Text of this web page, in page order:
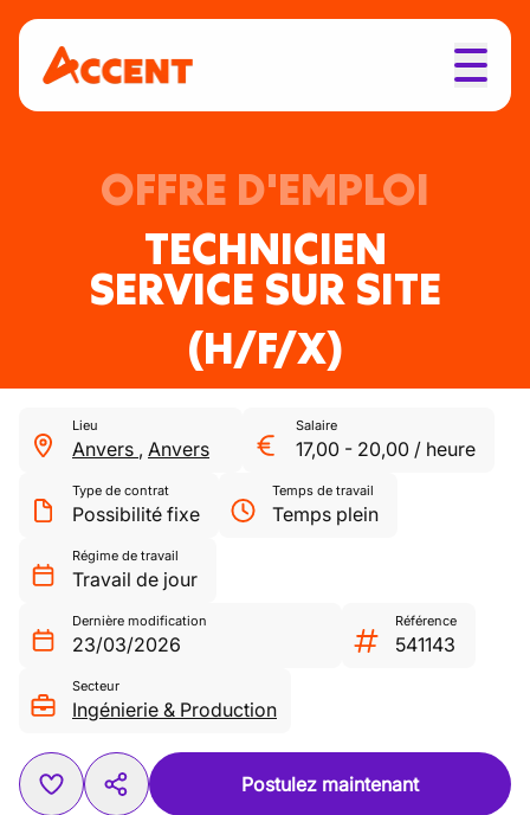
OFFRE D'EMPLOI
TECHNICIEN
SERVICE SUR SITE
(H/F/X)
Lieu
Anvers , Anvers
Salaire
17,00 - 20,00 / heure
Type de contrat
Possibilité fixe
Temps de travail
Temps plein
Régime de travail
Travail de jour
Dernière modification
23/03/2026
Référence
541143
Secteur
Ingénierie & Production
Postulez maintenant